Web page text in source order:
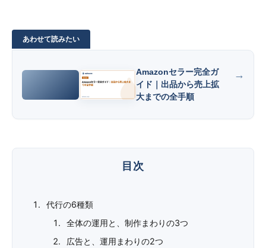
Amazonセラー完全ガ
イド｜出品から売上拡
大までの全手順
代行の6種類
全体の運用と、制作まわりの3つ
広告と、運用まわりの2つ